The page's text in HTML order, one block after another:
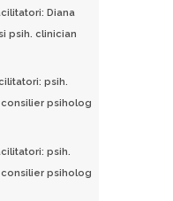
Diana
psih. clinician
psih.
psiholog
psih.
psiholog